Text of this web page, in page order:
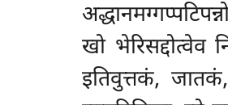
खो
इतिवुत्तकं,